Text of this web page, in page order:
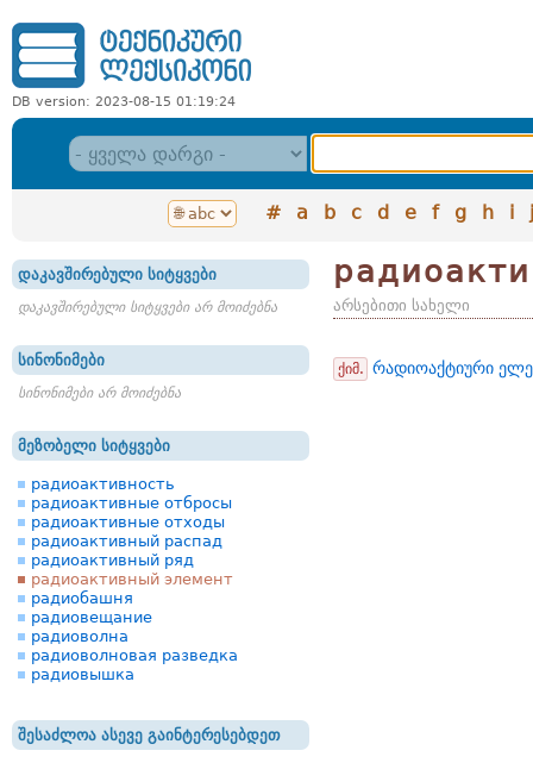
DB version: 2023-08-15 01:19:24
# a b c d e f g h i j
დაკავშირებული სიტყვები
დაკავშირებული სიტყვები არ მოიძებნა
სინონიმები
სინონიმები არ მოიძებნა
მეზობელი სიტყვები
радиоактивность
радиоактивные отбросы
радиоактивные отходы
радиоактивный распад
радиоактивный ряд
радиоактивный элемент
радиобашня
радиовещание
радиоволна
радиоволновая разведка
радиовышка
შესაძლოა ასევე გაინტერესებდეთ
არსებითი სახელი
ქიმ. რადიოაქტიური